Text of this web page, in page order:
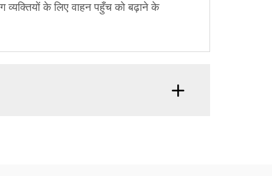
व्यक्तियों के लिए वाहन पहुँच को बढ़ाने के